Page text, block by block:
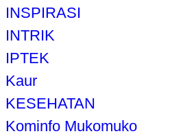
INSPIRASI
INTRIK
IPTEK
Kaur
KESEHATAN
Kominfo Mukomuko